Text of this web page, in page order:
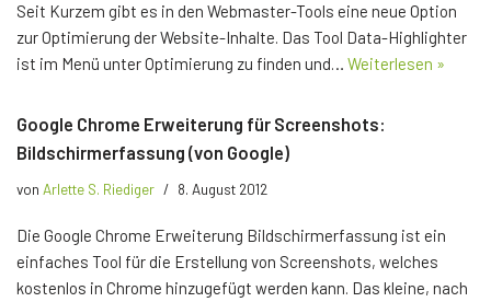
Seit Kurzem gibt es in den Webmaster-Tools eine neue Option
zur Optimierung der Website-Inhalte. Das Tool Data-Highlighter
ist im Menü unter Optimierung zu finden und… Weiterlesen »
Google Chrome Erweiterung für Screenshots:
Bildschirmerfassung (von Google)
von Arlette S. Riediger 8. August 2012
Die Google Chrome Erweiterung Bildschirmerfassung ist ein
einfaches Tool für die Erstellung von Screenshots, welches
kostenlos in Chrome hinzugefügt werden kann. Das kleine, nach